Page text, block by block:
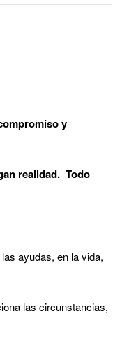
y
realidad. Todo
ayudas, en la vida,
las circunstancias,